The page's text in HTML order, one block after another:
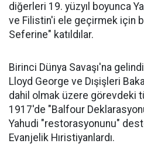
diğerleri 19. yüzyıl boyunca
ve Filistin'i ele geçirmek için
Seferine" katıldılar.
Birinci Dünya Savaşı'na
Lloyd George ve Dışişleri
dahil olmak üzere görevdeki
1917'de "Balfour
Yahudi "restorasyonunu"
Evanjelik Hıristiyanlardı.